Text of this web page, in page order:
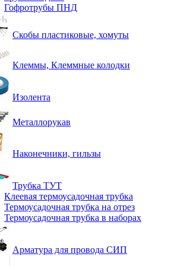
Гофротрубы ПНД
Скобы пластиковые, хомуты
Клеммы, Клеммные колодки
Изолента
Металлорукав
Наконечники, гильзы
Трубка ТУТ
Клеевая термоусадочная трубка
Термоусадочная трубка на отрез
Термоусадочная трубка в наборах
Арматура для провода СИП